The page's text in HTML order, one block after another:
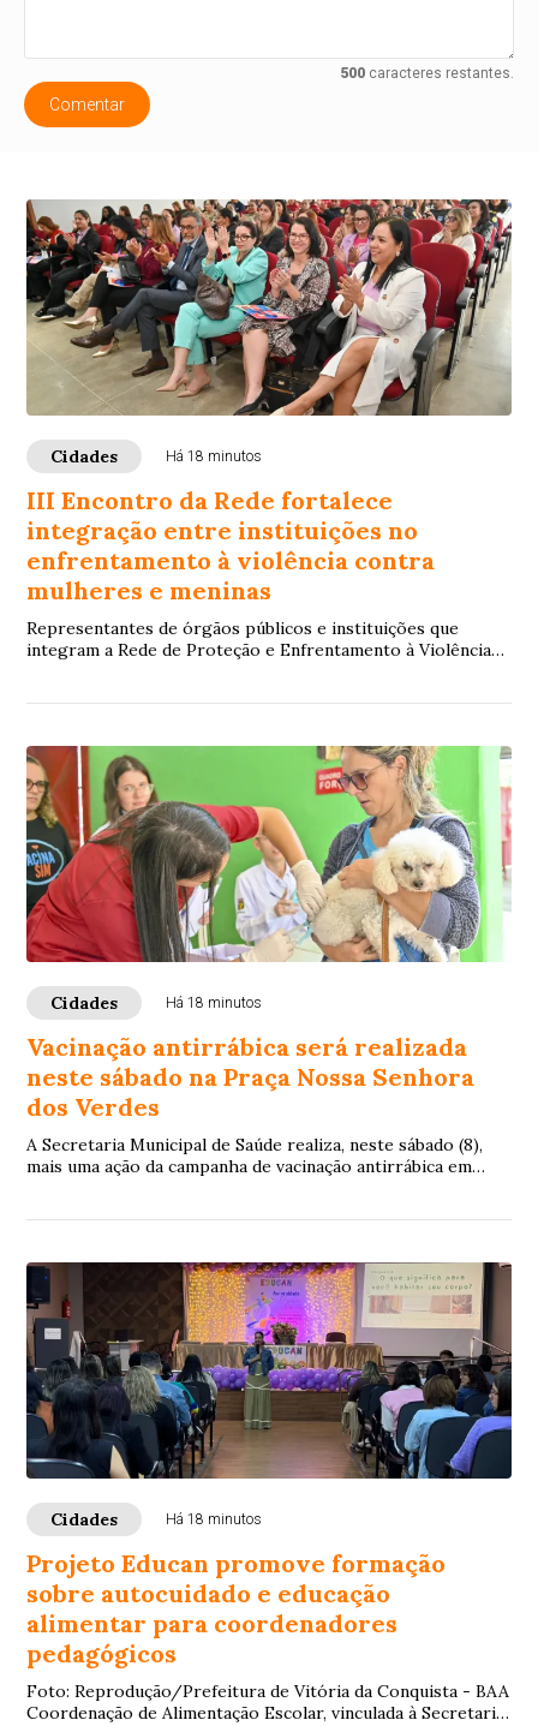
500caracteres restantes.
Comentar
Cidades Há 18 minutos
III Encontro da Rede fortalece
integração entre instituições no
enfrentamento à violência contra
mulheres e meninas
Representantes de órgãos públicos e instituições que
integram a Rede de Proteção e Enfrentamento à Violência
Cidades Há 18 minutos
Vacinação antirrábica será realizada
neste sábado na Praça Nossa Senhora
dos Verdes
A Secretaria Municipal de Saúde realiza, neste sábado (8),
mais uma ação da campanha de vacinação antirrábica em
Cidades Há 18 minutos
Projeto Educan promove formação
sobre autocuidado e educação
alimentar para coordenadores
pedagógicos
Foto: Reprodução/Prefeitura de Vitória da Conquista - BAA
Coordenação de Alimentação Escolar, vinculada à Secretaria